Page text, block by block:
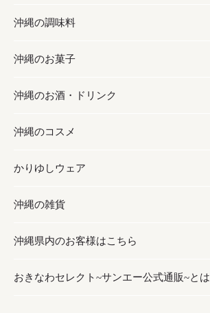
フルーツ・野菜
お肉
海産物
加工食品
缶詰／パウチ
沖縄料理
沖縄そば／乾麺
レトルト食品
乾物／粉類
沖縄の調味料
調味料
砂糖／黒砂糖
塩
お酢／ドレッシング
しょうゆ
みそ
だし／スパイス／島唐辛子
沖縄のお菓子
お菓子
黒糖
ちんすこう
伝統菓子
スナック
おつまみ
沖縄のお酒・ドリンク
お酒・ドリンク
泡盛
ビール・チューハイ
ワイン・ウィスキー・カクテル
ドリンク
沖縄のコスメ
コスメ
スキンケア
ボディケア
ヘアケア
かりゆしウェア
かりゆしウェア
メンズ
レディース
沖縄の雑貨
雑貨
沖縄ファッション
沖縄県内のお客様はこちら
おきなわセレクト~サンエー公式通販~とは